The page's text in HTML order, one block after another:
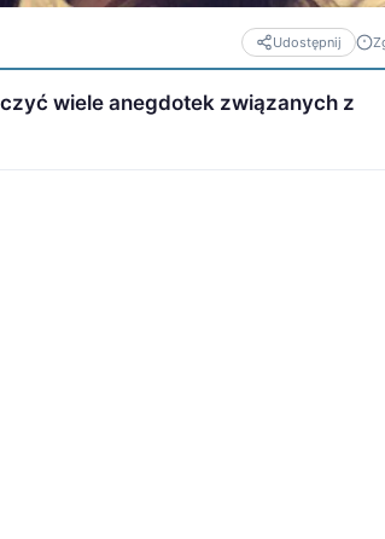
Udostępnij
wiele anegdotek związanych z